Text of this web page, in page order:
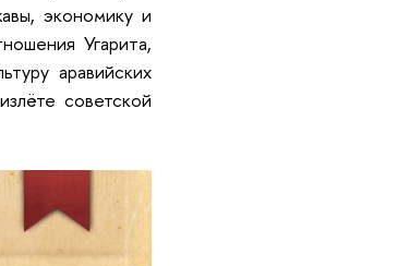
экономику и
Угарита,
аравийских
советской